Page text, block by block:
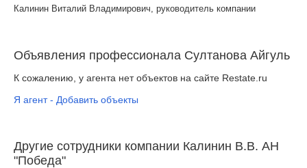
Калинин Виталий Владимирович, руководитель компании
Объявления профессионала Султанова Айгуль
К сожалению, у агента нет объектов на сайте Restate.ru
Я агент - Добавить объекты
Другие сотрудники компании Калинин В.В. АН
"Победа"